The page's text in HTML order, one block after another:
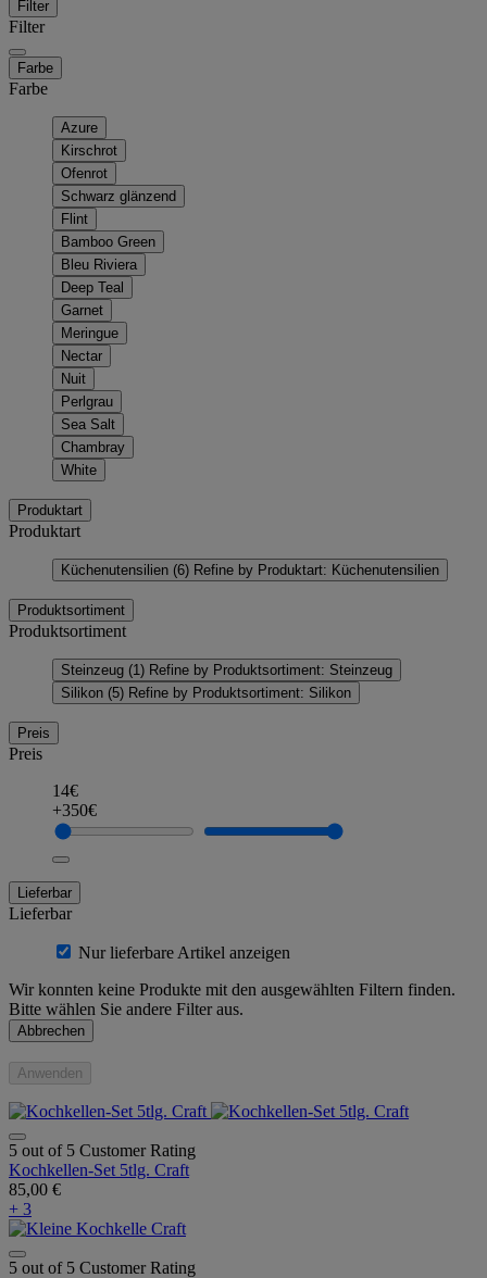
Filter
Filter
Farbe
Farbe
Azure
Kirschrot
Ofenrot
Schwarz glänzend
Flint
Bamboo Green
Bleu Riviera
Deep Teal
Garnet
Meringue
Nectar
Nuit
Perlgrau
Sea Salt
Chambray
White
Produktart
Produktart
Küchenutensilien (6) Refine by Produktart: Küchenutensilien
Produktsortiment
Produktsortiment
Steinzeug (1) Refine by Produktsortiment: Steinzeug
Silikon (5) Refine by Produktsortiment: Silikon
Preis
Preis
14€
+350€
Lieferbar
Lieferbar
Nur lieferbare Artikel anzeigen
Wir konnten keine Produkte mit den ausgewählten Filtern finden.
Bitte wählen Sie andere Filter aus.
Abbrechen
Anwenden
5 out of 5 Customer Rating
Kochkellen-Set 5tlg. Craft
85,00 €
+ 3
5 out of 5 Customer Rating